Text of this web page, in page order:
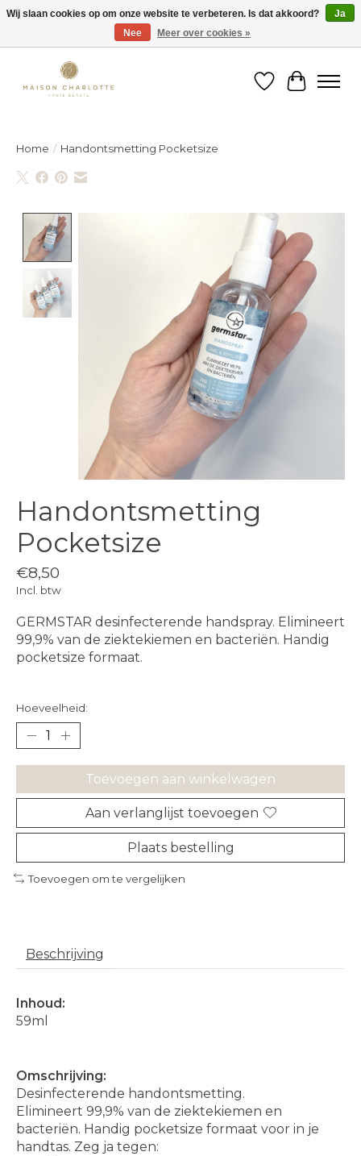
Gratis verzending binnen België vanaf €150
Verlanglijst
Home / Handontsmetting Pocketsize
Product image slideshow Items
Handontsmetting
Pocketsize
€8,50
Incl. btw
GERMSTAR desinfecterende handspray. Elimineert
99,9% van de ziektekiemen en bacteriën. Handig
pocketsize formaat.
Hoeveelheid:
Toevoegen aan winkelwagen
Aan verlanglijst toevoegen
Plaats bestelling
Toevoegen om te vergelijken
Beschrijving
Inhoud:
59ml
Omschrijving:
Desinfecterende handontsmetting.
Elimineert 99,9% van de ziektekiemen en
bacteriën. Handig pocketsize formaat voor in je
handtas. Zeg ja tegen:
Wij slaan cookies op om onze website te verbeteren. Is dat akkoord?
Ja
Nee
Meer over cookies »